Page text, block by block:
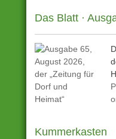
Das Blatt ·
Kummerkasten